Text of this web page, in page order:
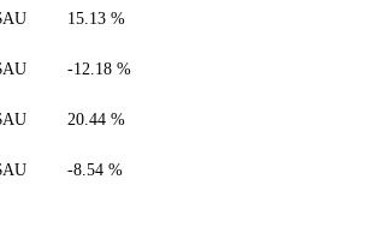
15.13 %
-12.18 %
20.44 %
-8.54 %